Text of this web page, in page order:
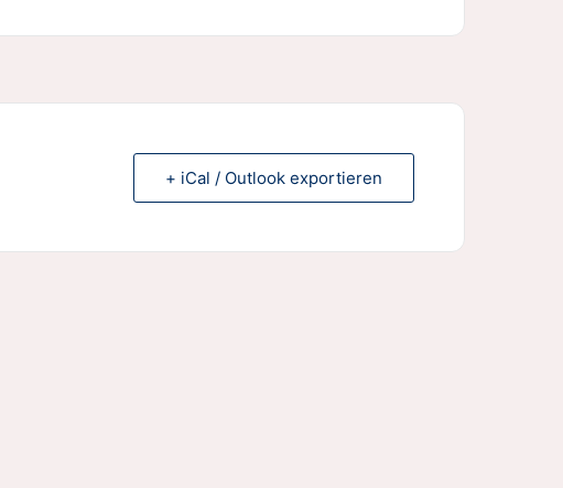
+ iCal / Outlook exportieren